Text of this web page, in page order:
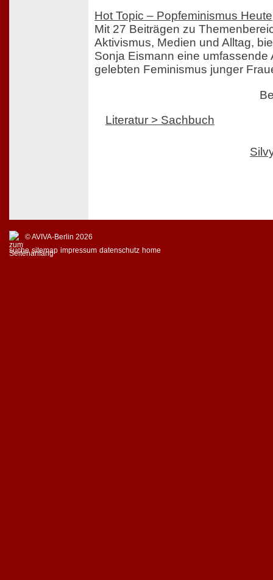
Hot Topic – Popfeminismus Heute
Mit 27 Beiträgen zu
Aktivismus, Medien und Alltag,
Sonja Eismann eine umfassende
gelebten Feminismus junger
Literatur > Sachbuch
© AVIVA-Berlin 2026
suche sitemap impressum datenschutz home